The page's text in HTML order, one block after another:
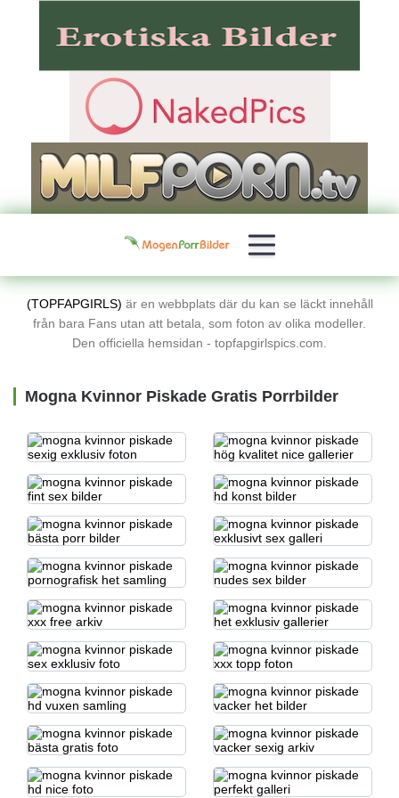
(TOPFAPGIRLS) är en webbplats där du kan se läckt innehåll
från bara Fans utan att betala, som foton av olika modeller.
Den officiella hemsidan - topfapgirlspics.com.
Mogna Kvinnor Piskade Gratis Porrbilder